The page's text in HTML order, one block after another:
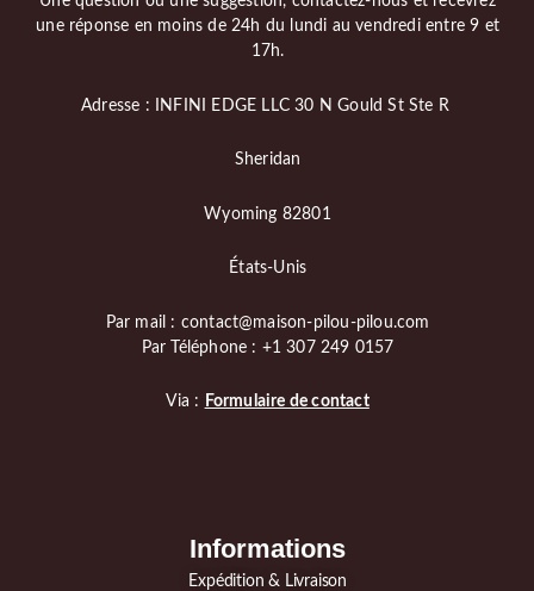
une réponse en moins de 24h du lundi au vendredi entre 9 et
17h.
Adresse : INFINI EDGE LLC 30 N Gould St Ste R
Sheridan
Wyoming 82801
États-Unis
Par mail : contact@maison-pilou-pilou.com
Par Téléphone : +1 307 249 0157
Via : Formulaire de contact
Informations
Expédition & Livraison